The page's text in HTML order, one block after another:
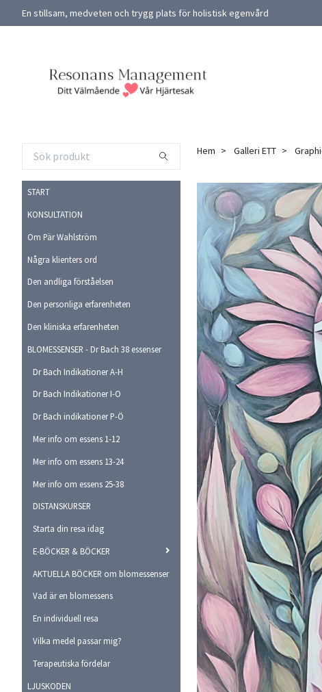
En stillsam, medveten och trygg plats för holistisk egenvård
START
KONSULTATION
Om Pär Wahlström
Några klienters ord
Den andliga förståelsen
Den personliga erfarenheten
Den kliniska erfarenheten
BLOMESSENSER - Dr Bach 38 essenser
Dr Bach Indikationer A-H
Dr Bach Indikationer I-O
Dr Bach indikationer P-Ö
Mer info om essens 1-12
Mer info om essens 13-24
Mer info om essens 25-38
DISTANSKURSER
Starta din resa idag
E-BÖCKER & BÖCKER
AKTUELLA BÖCKER om blomessenser
Vad är en blomessens
En individuell resa
Vilka medel passar mig?
Terapeutiska fördelar
LJUSKODEN
Hem Galleri ETT